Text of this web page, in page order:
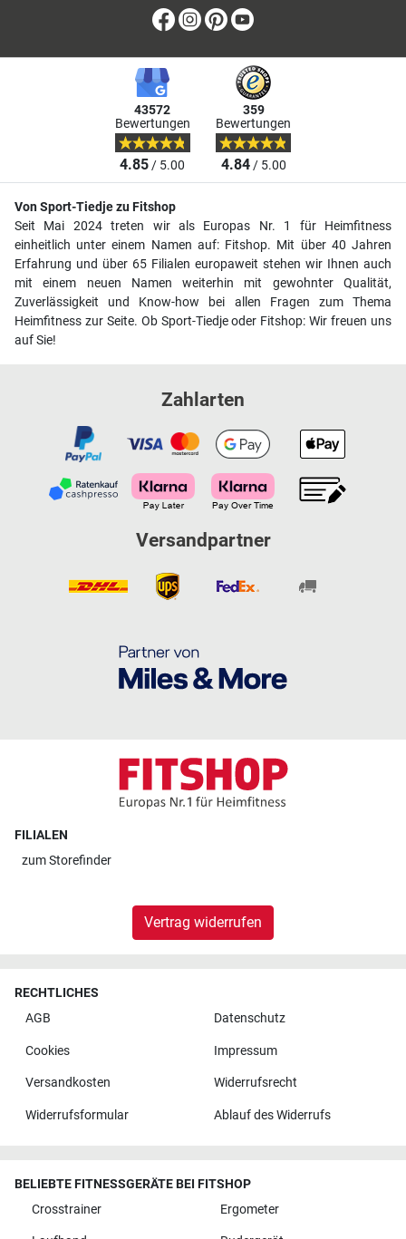
Facebook
Instagram
Pinterest
43572
Bewertungen
4.85/ 5.00
359
Bewertungen
4.84/ 5.00
Von Sport-Tiedje zu Fitshop
Seit Mai 2024 treten wir als Europas Nr. 1 für Heimfitness
einheitlich unter einem Namen auf: Fitshop. Mit über 40 Jahren
Erfahrung und über 65 Filialen europaweit stehen wir Ihnen auch
mit einem neuen Namen weiterhin mit gewohnter Qualität,
Zuverlässigkeit und Know-how bei allen Fragen zum Thema
Heimfitness zur Seite. Ob Sport-Tiedje oder Fitshop: Wir freuen uns
auf Sie!
Zahlarten
Versandpartner
FILIALEN
zumStorefinder
Vertrag widerrufen
RECHTLICHES
AGB
Datenschutz
Cookies Impressum
Versandkosten Widerrufsrecht
Widerrufsformular Ablauf des Widerrufs
BELIEBTE FITNESSGERÄTE BEI FITSHOP
Crosstrainer
Ergometer